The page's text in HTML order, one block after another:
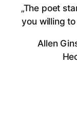
„The poet
you willing
Allen